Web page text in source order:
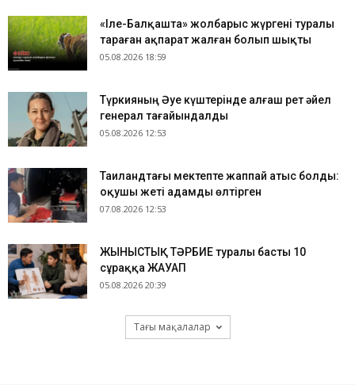
«Іле-Балқашта» жолбарыс жүргені туралы
тараған ақпарат жалған болып шықты
05.08.2026 18:59
Түркияның Әуе күштерінде алғаш рет әйел
генерал тағайындалды
05.08.2026 12:53
Таиландтағы мектепте жаппай атыс болды:
оқушы жеті адамды өлтірген
07.08.2026 12:53
ЖЫНЫСТЫҚ ТӘРБИЕ туралы басты 10
сұраққа ЖАУАП
05.08.2026 20:39
Тағы мақалалар